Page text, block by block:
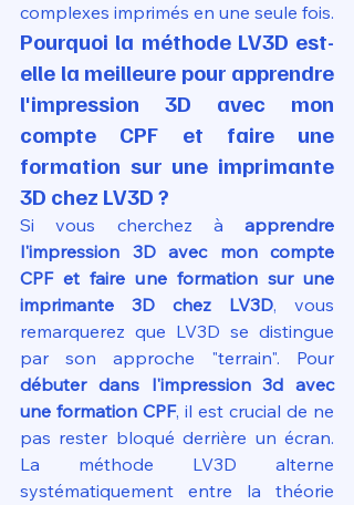
complexes imprimés en une seule fois.
Pourquoi la méthode LV3D est-
elle la meilleure pour apprendre
l'impression 3D avec mon
compte CPF et faire une
formation sur une imprimante
3D chez LV3D ?
Si vous cherchez à apprendre
l'impression 3D avec mon compte
CPF et faire une formation sur une
imprimante 3D chez LV3D, vous
remarquerez que LV3D se distingue
débuter dans l'impression 3d avec
une formation CPF, il est crucial de ne
pas rester bloqué derrière un écran.
La méthode LV3D alterne
systématiquement entre la théorie